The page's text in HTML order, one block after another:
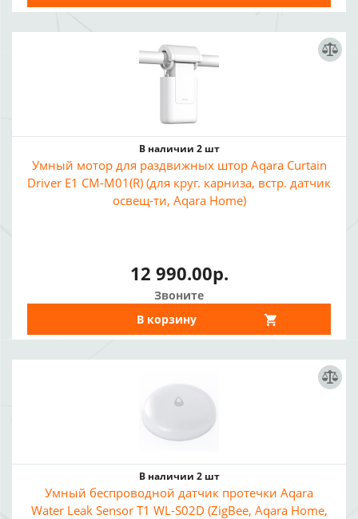
В наличии 2 шт
Умный мотор для раздвижных штор Aqara Curtain
Driver E1 CM-M01(R) (для круг. карниза, встр. датчик
освещ-ти, Aqara Home)
12 990.00р.
Звоните
В корзину
В наличии 2 шт
Умный беспроводной датчик протечки Aqara
Water Leak Sensor T1 WL-S02D (ZigBee, Aqara Home,